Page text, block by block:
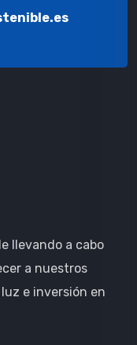
llevando a cabo
a nuestros
e inversión en